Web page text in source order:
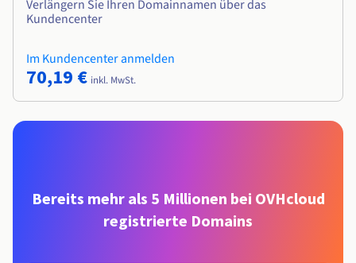
Verlängern Sie Ihren Domainnamen über das
Kundencenter
Im Kundencenter anmelden
70,19 € inkl. MwSt.
Bereits mehr als 5 Millionen bei OVHcloud
registrierte Domains